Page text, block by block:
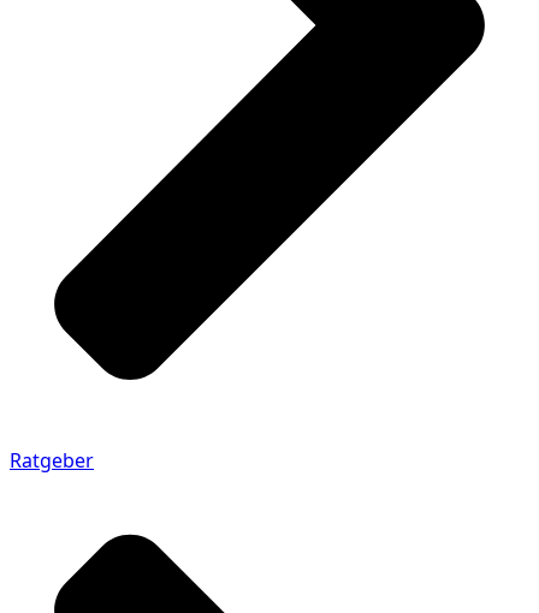
Ratgeber